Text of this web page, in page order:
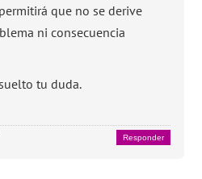
que no se derive
ni consecuencia
tu duda.
Responder